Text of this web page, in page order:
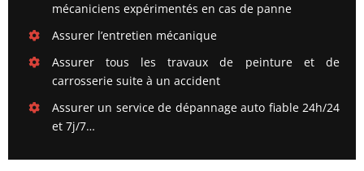
mécaniciens expérimentés en cas de panne
Assurer l’entretien mécanique
Assurer tous les travaux de peinture et de
carrosserie suite à un accident
Assurer un service de dépannage auto fiable 24h/24
et 7j/7…